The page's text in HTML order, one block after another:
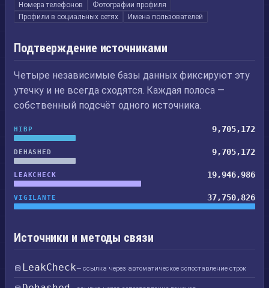
Номера телефонов
Фотографии профиля
Профили в социальных сетях
Имена пользователей
Подтверждение источниками
Четыре независимые базы данных фиксируют эту
утечку и не всегда сходятся. Каждая полоса —
собственный подсчёт одного источника.
HIBP 9,705,172
DEHASHED 9,705,172
LEAKCHECK 19,946,986
VIGILANTE 37,750,826
Источники и методы связи
LeakCheck— ссылка через автоматическое сопоставление строк